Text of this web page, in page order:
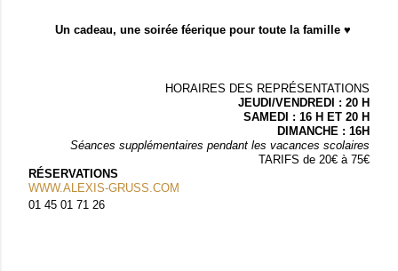
Un cadeau, une soirée féerique pour toute la famille ♥
HORAIRES DES REPRÉSENTATIONS
JEUDI/VENDREDI : 20 H
SAMEDI : 16 H ET 20 H
DIMANCHE : 16H
Séances supplémentaires pendant les vacances scolaires
TARIFS de 20€ à 75€
RÉSERVATIONS
WWW.ALEXIS-GRUSS.COM
01 45 01 71 26